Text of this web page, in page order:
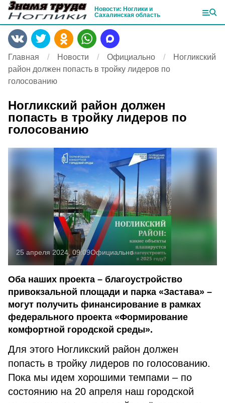
Новости: Ноглики и
Сахалинская область
Главная Новости Официально
Ногликский
район должен попасть в тройку лидеров по
голосованию
Ногликский район должен
попасть в тройку лидеров по
голосованию
25 апреля 2024, 09:09Официально
Оба наших проекта – благоустройство
привокзальной площади и парка «Застава» –
могут получить финансирование в рамках
федерального проекта «Формирование
комфортной городской среды».
Для этого Ногликский район должен
попасть в тройку лидеров по голосованию.
Пока мы идем хорошими темпами – по
состоянию на 20 апреля наш городской